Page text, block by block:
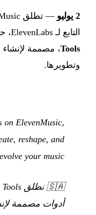
2 يوليو
التابع لـ ElevenLabs، حزمة أدوات إبداعية باسم
Tools، مصممة لإنشاء
وتطويرها.
on ElevenMusic,
reshape, and
evolve your music.
🇸🇦
أدوات مصممة